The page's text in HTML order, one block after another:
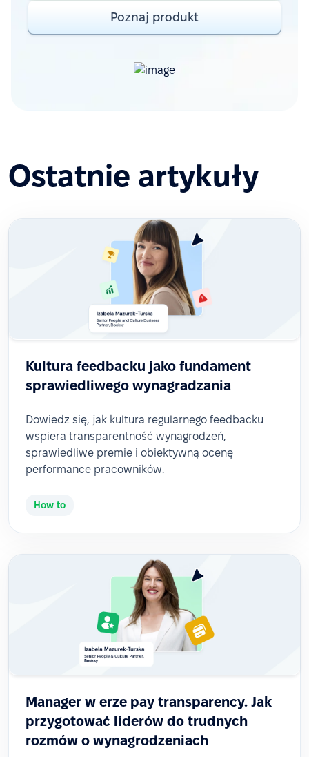
Poznaj produkt
Ostatnie artykuły
Kultura feedbacku jako fundament
sprawiedliwego wynagradzania
Dowiedz się, jak kultura regularnego feedbacku
wspiera transparentność wynagrodzeń,
sprawiedliwe premie i obiektywną ocenę
performance pracowników.
How to
Manager w erze pay transparency. Jak
przygotować liderów do trudnych
rozmów o wynagrodzeniach